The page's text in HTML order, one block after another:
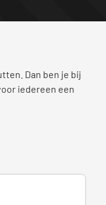
Dan ben je bij
iedereen een